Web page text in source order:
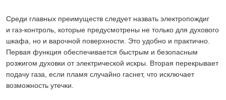
Среди главных преимуществ следует назвать электропождиг
и газ-контроль, которые предусмотрены не только для духового
шкафа, но и варочной поверхности. Это удобно и практично.
Первая функция обеспечивается быстрым и безопасным
розжигом духовки от электрической искры. Вторая перекрывает
подачу газа, если пламя случайно гаснет, что исключает
возможность утечки.